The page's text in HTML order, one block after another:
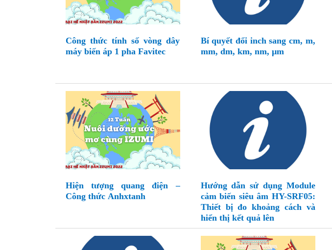
Công thức tính số vòng dây
máy biến áp 1 pha Favitec
Bí quyết đổi inch sang cm, m,
mm, dm, km, nm, µm
Hiện tượng quang điện –
Công thức Anhxtanh
Hướng dẫn sử dụng Module
cảm biến siêu âm HY-SRF05:
Thiết bị đo khoảng cách và
hiển thị kết quả lên